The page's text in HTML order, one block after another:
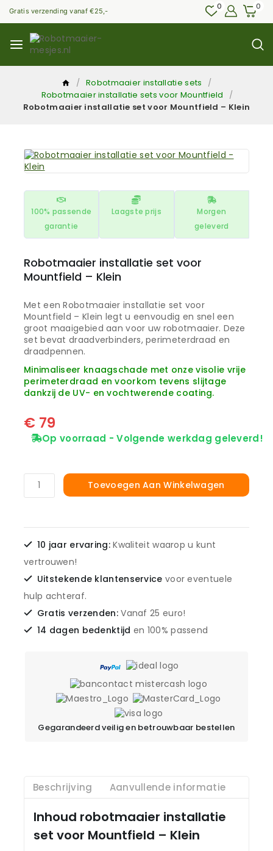
Gratis verzending vanaf €25,- 0 0
/ Robotmaaier installatie sets
/
Robotmaaier installatie sets voor Mountfield
/
Robotmaaier installatie set voor Mountfield – Klein
100% passende
garantie
Laagste prijs
Morgen
geleverd
Robotmaaier installatie set voor
Mountfield – Klein
Met een Robotmaaier installatie set voor
Mountfield – Klein legt u eenvoudig en snel een
groot maaigebied aan voor uw robotmaaier. Deze
set bevat draadverbinders, perimeterdraad en
draadpennen.
Minimaliseer knaagschade met onze visolie vrije
perimeterdraad en voorkom tevens slijtage
dankzij de UV- en vochtwerende coating.
€ 79
Op voorraad - Volgende werkdag geleverd!
Toevoegen Aan Winkelwagen
10 jaar ervaring:Kwaliteit waarop u kunt
vertrouwen!
Uitstekende klantenservice voor eventuele
hulp achteraf.
Gratis verzenden:Vanaf 25 euro!
14 dagen bedenktijd en 100% passend
Gegarandeerd veilig en betrouwbaar bestellen
Beschrijving Aanvullende informatie
Inhoud robotmaaier installatie
set voor Mountfield – Klein